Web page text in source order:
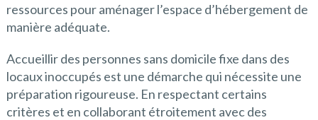
ressources pour aménager l’espace d’hébergement de
manière adéquate.
Accueillir des personnes sans domicile fixe dans des
locaux inoccupés est une démarche qui nécessite une
préparation rigoureuse. En respectant certains
critères et en collaborant étroitement avec des